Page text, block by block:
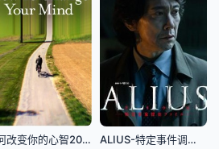
如何改变你的心智2022 ALIUS-特定事件调查档案-